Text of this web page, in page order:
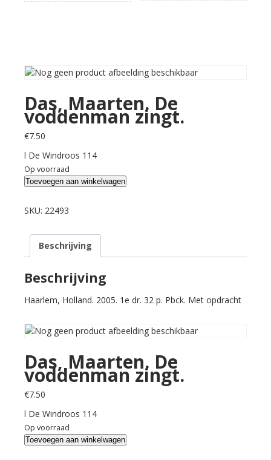
Das, Maarten. De
voddenman zingt.
€7.50
l De Windroos 114
Op voorraad
Das,
De
zingt.
aantal
Toevoegen aan winkelwagen
SKU: 22493
Beschrijving
Beschrijving
Haarlem, Holland. 2005. 1e dr. 32 p. Pbck. Met opdracht
Das, Maarten. De
voddenman zingt.
€7.50
l De Windroos 114
Op voorraad
Das,
Toevoegen aan winkelwagen